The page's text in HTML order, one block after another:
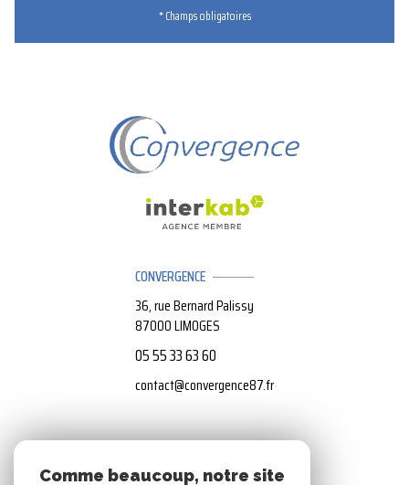
* Champs obligatoires
CONVERGENCE
36, rue Bernard Palissy
87000LIMOGES
05 55 33 63 60
contact@convergence87.fr
Comme beaucoup, notre site